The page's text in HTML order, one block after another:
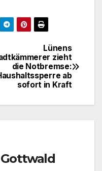
Lünens
zieht
die Notbremse:
ab
sofort in Kraft